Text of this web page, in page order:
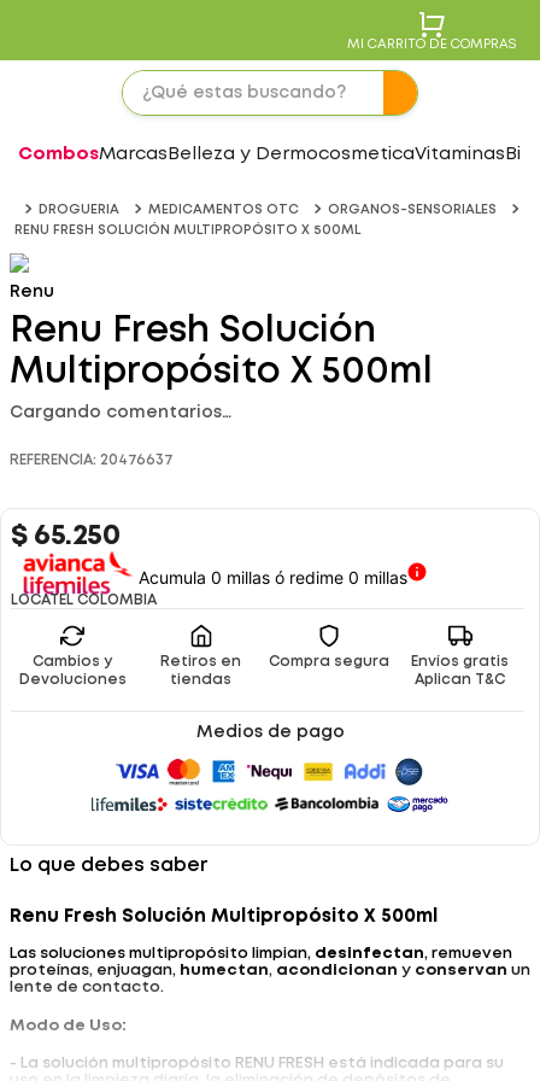
MI CARRITO DE COMPRAS
CombosMarcas Belleza y DermocosmeticaVitaminas
DROGUERIA MEDICAMENTOS OTC
ORGANOS-SENSORIALES
RENU FRESH SOLUCIÓN MULTIPROPÓSITO X 500ML
Renu
Renu Fresh Solución
Multipropósito X 500ml
Cargando comentarios…
REFERENCIA: 20476637
$ 65.250
Acumula 0 millas ó redime 0 millas
LOCATEL COLOMBIA
Cambios y
Devoluciones
Retiros en
tiendas
Compra segura
Envíos gratis
Aplican T&C
Medios de pago
Lo que debes saber
Renu Fresh Solución Multipropósito X 500ml
Las soluciones multipropósito limpian, desinfectan, remueven
proteínas, enjuagan, humectan, acondicionan y conservan un
lente de contacto.
Modo de Uso:
- La solución multipropósito RENU FRESH está indicada para su